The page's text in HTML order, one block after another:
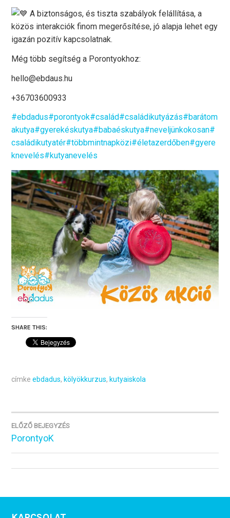
A biztonságos, és tiszta szabályok felállítása, a
közös interakciók finom megerősítése, jó alapja lehet egy
igazán pozitív kapcsolatnak.
Még több segítség a Porontyokhoz:
hello@ebdaus.hu
+36703600933
#ebdadus#porontyok#család#családikutyázás#barátom
akutya#gyerekéskutya#babaéskutya#neveljünkokosan#
családikutyatér#többmintnapközi#életazerdőben#gyere
knevelés#kutyanevelés
SHARE THIS:
címkeebdadus, kölyökkurzus, kutyaiskola
BEJEGYZÉS
NAVIGÁCIÓ
ELŐZŐ BEJEGYZÉS
PorontyoK